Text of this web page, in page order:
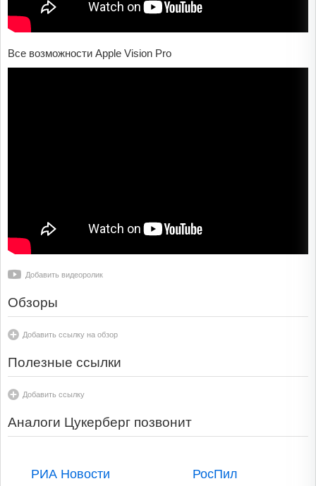
Все возможности Apple Vision Pro
Добавить видеоролик
Обзоры
Добавить ссылку на обзор
Полезные ссылки
Добавить ссылку
Аналоги Цукерберг позвонит
РИА Новости РосПил